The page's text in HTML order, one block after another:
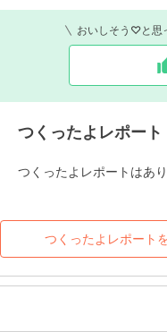
おいしそう♡と思
つくったよレポート
つくったよレポートはあ
つくったよレポート